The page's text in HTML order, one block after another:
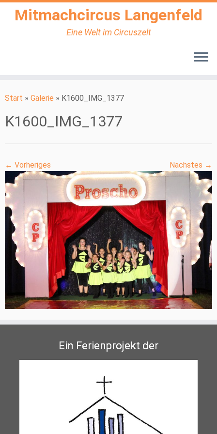
Inhalt
Mitmachcircus Langenfeld
Eine Welt im Circuszelt
Start » Galerie » K1600_IMG_1377
K1600_IMG_1377
← Vorheriges Nächstes →
Ein Ferienprojekt der